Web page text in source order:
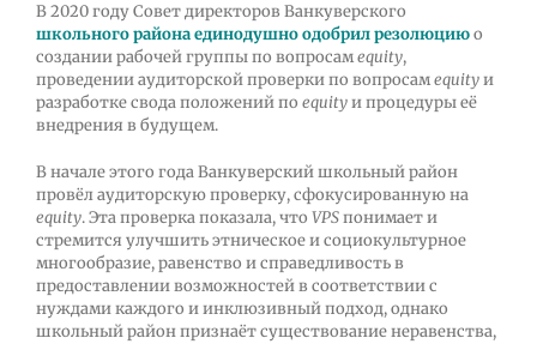
В 2020 году Совет директоров Ванкуверского
школьного района единодушно одобрил резолюциюо
создании рабочей группы по вопросамequity,
проведении аудиторской проверки по вопросамequityи
разработке свода положений по equityи процедуры её
внедрения в будущем.
В начале этого года Ванкуверский школьный район
провёл аудиторскую проверку, сфокусированную на
equity. Эта проверка показала, что VPSпонимает и
стремится улучшить этническое и социокультурное
многообразие, равенство и справедливость в
предоставлении возможностей в соответствии с
нуждами каждого и инклюзивный подход, однако
школьный район признаёт существование неравенства,